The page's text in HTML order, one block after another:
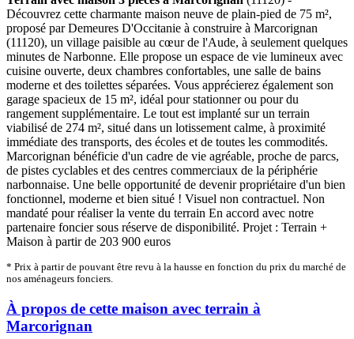
Découvrez cette charmante maison neuve de plain-pied de 75 m²,
proposé par Demeures D'Occitanie à construire à Marcorignan
(11120), un village paisible au cœur de l'Aude, à seulement quelques
minutes de Narbonne. Elle propose un espace de vie lumineux avec
cuisine ouverte, deux chambres confortables, une salle de bains
moderne et des toilettes séparées. Vous apprécierez également son
garage spacieux de 15 m², idéal pour stationner ou pour du
rangement supplémentaire. Le tout est implanté sur un terrain
viabilisé de 274 m², situé dans un lotissement calme, à proximité
immédiate des transports, des écoles et de toutes les commodités.
Marcorignan bénéficie d'un cadre de vie agréable, proche de parcs,
de pistes cyclables et des centres commerciaux de la périphérie
narbonnaise. Une belle opportunité de devenir propriétaire d'un bien
fonctionnel, moderne et bien situé ! Visuel non contractuel. Non
mandaté pour réaliser la vente du terrain En accord avec notre
partenaire foncier sous réserve de disponibilité. Projet : Terrain +
Maison à partir de 203 900 euros
* Prix à partir de pouvant être revu à la hausse en fonction du prix du marché de
nos aménageurs fonciers.
À propos de cette maison avec terrain à
Marcorignan